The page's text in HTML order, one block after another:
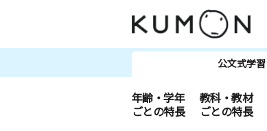
公文式学習
年齢・学年
ごとの特長
教科・教材
ごとの特長